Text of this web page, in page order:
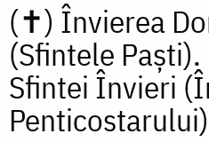
(✝) Învierea
(Sfintele
Sfintei Învieri
Penticostarului)